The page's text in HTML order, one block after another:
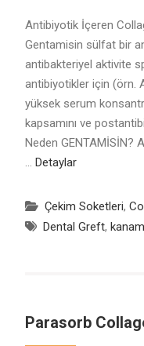
Antibiyotik İçeren
Gentamisin sülfat bir
antibakteriyel aktivite
antibiyotikler için (örn.
yüksek serum
kapsamını ve
Neden GENTAMİSİN?
… Detaylar
Çekim Soketleri,
Dental Greft,
Parasorb